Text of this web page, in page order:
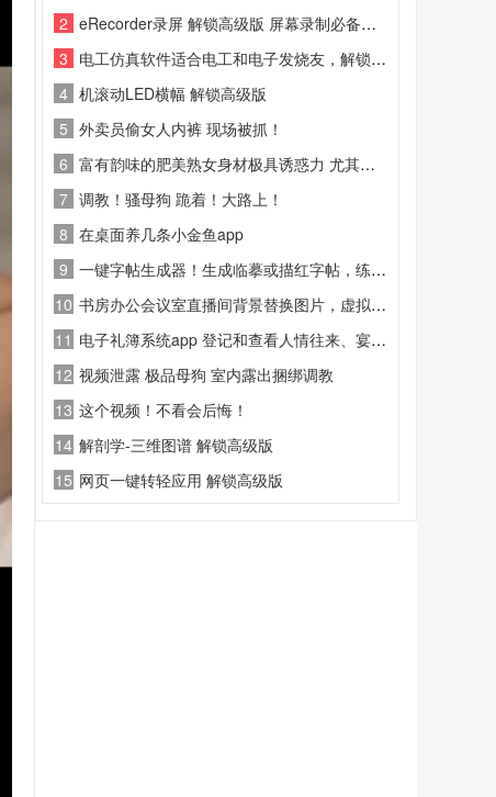
2 eRecorder录屏 解锁高级版 屏幕录制必备工具
3 电工仿真软件适合电工和电子发烧友，解锁了永久会员，尽情学习吧
4 机滚动LED横幅 解锁高级版
5 外卖员偷女人内裤 现场被抓！
6 富有韵味的肥美熟女身材极具诱惑力 尤其是这对柔软
7 调教！骚母狗 跪着！大路上！
8 在桌面养几条小金鱼app
9 一键字帖生成器！生成临摹或描红字帖，练字必备神器
10 书房办公会议室直播间背景替换图片，虚拟直播间背景图案
11 电子礼簿系统app 登记和查看人情往来、宴请宾客、欠账收款的金额礼品等信息
12 视频泄露 极品母狗 室内露出捆绑调教
13 这个视频！不看会后悔！
14 解剖学-三维图谱 解锁高级版
15 网页一键转轻应用 解锁高级版